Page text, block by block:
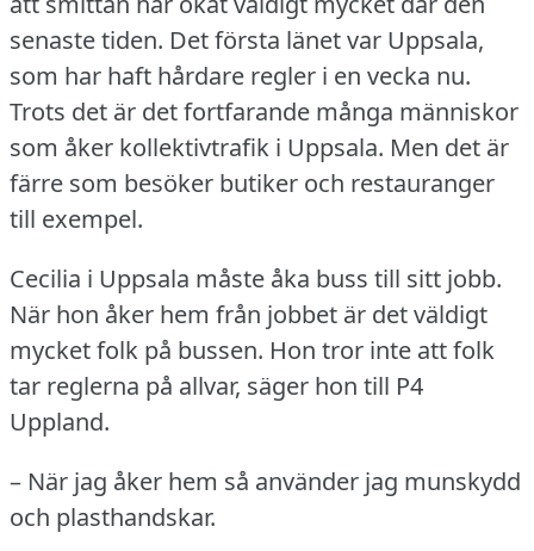
senaste tiden. Det första länet var Uppsala,
som har haft hårdare regler i en vecka nu.
Trots det är det fortfarande många människor
som åker kollektivtrafik i Uppsala. Men det är
färre som besöker butiker och restauranger
till exempel.
Cecilia i Uppsala måste åka buss till sitt jobb.
När hon åker hem från jobbet är det väldigt
mycket folk på bussen. Hon tror inte att folk
tar reglerna på allvar, säger hon till P4
Uppland.
– När jag åker hem så använder jag munskydd
och plasthandskar.